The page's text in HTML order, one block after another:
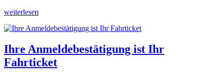
weiterlesen
Ihre Anmeldebestätigung ist Ihr
Fahrticket